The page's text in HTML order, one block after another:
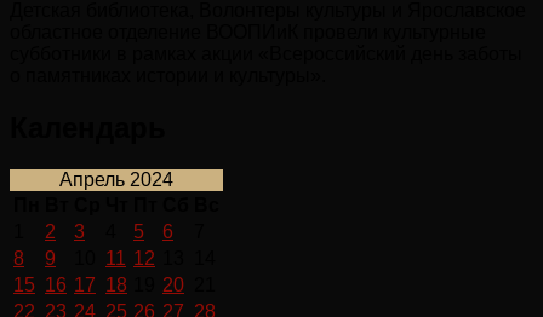
Апрель 2024
2 3 5 6
8
9 11 12
15 16 17 18 20
22 23 24 25 26 27 28